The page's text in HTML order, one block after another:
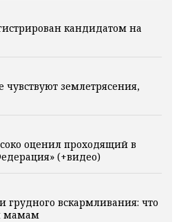
кандидатом на
землетрясения,
оценил проходящий в
(+видео)
грудного вскармливания: что
мамам